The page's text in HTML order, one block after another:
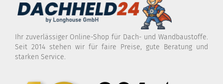
Ihr zuverlässiger Online-Shop für Dach- und Wandbaustoffe.
Seit 2014 stehen wir für faire Preise, gute Beratung und
starken Service.